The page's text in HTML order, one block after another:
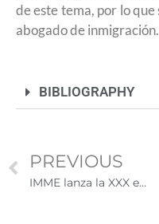
de este tema, por lo
abogado de inmigración.
BIBLIOGRAPHY
PREVIOUS
IMME lanza la XXX edición del Concurso de Dibujo Infantil “Este es mi México” con el tema “La fiesta mexicana que celebras”